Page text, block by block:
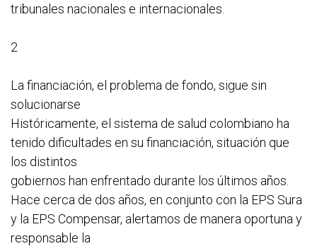
tribunales nacionales e internacionales.
2
La financiación, el problema de fondo, sigue sin
solucionarse
Históricamente, el sistema de salud colombiano ha
tenido dificultades en su financiación, situación que
los distintos
gobiernos han enfrentado durante los últimos años.
Hace cerca de dos años, en conjunto con la EPS Sura
y la EPS Compensar, alertamos de manera oportuna y
responsable la